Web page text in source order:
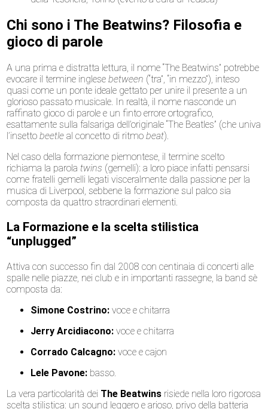
Chi sono i The Beatwins? Filosofia e
gioco di parole
A una prima e distratta lettura, il nome “The Beatwins” potrebbe
evocare il termine inglesebetween (“tra”, “in mezzo”), inteso
quasi come un ponte ideale gettato per unire il presente a un
glorioso passato musicale. In realtà, il nome nasconde un
raffinato gioco di parole e un finto errore ortografico,
esattamente sulla falsariga dell’originale “The Beatles” (che univa
l’insettobeetle al concetto di ritmobeat).
Nel caso della formazione piemontese, il termine scelto
richiama la parola twins (gemelli): a loro piace infatti pensarsi
come fratelli gemelli legati visceralmente dalla passione per la
musica di Liverpool, sebbene la formazione sul palco sia
composta da quattro straordinari elementi.
La Formazione e la scelta stilistica
“unplugged”
Attiva con successo fin dal 2008 con centinaia di concerti alle
spalle nelle piazze, nei club e in importanti rassegne, la band sè
composta da:
Simone Costrino: voce e chitarra
Jerry Arcidiacono: voce e chitarra
Corrado Calcagno: voce e cajon
Lele Pavone: basso.
La vera particolarità dei The Beatwins risiede nella loro rigorosa
scelta stilistica: un sound leggero e arioso, privo della batteria